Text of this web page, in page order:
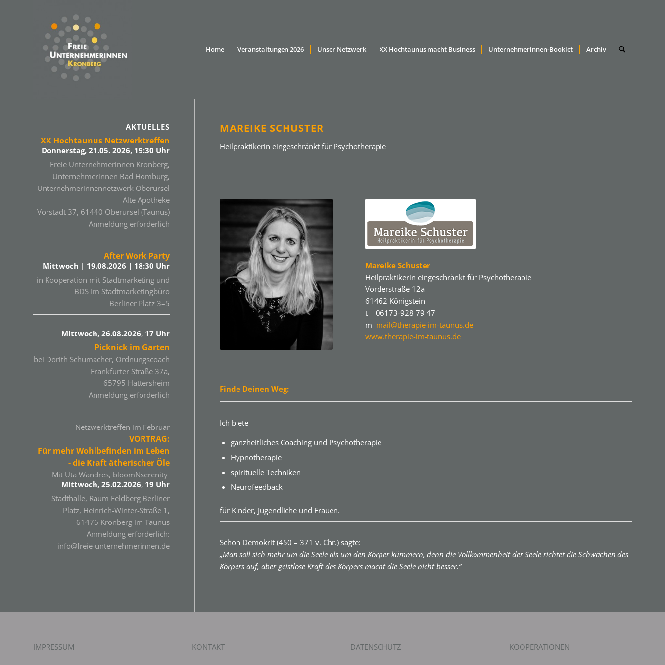
Home Veranstaltungen 2026 Unser Netzwerk XX Hochtaunus macht Business Unternehmerinnen-Booklet Archiv
MAREIKE SCHUSTER
Heilpraktikerin eingeschränkt für Psychotherapie
Mareike Schuster
Heilpraktikerin eingeschränkt für Psychotherapie
Vorderstraße 12a
61462 Königstein
t 06173-928 79 47
m mail@therapie-im-taunus.de
www.therapie-im-taunus.de
Finde Deinen Weg:
Ich biete
ganzheitliches Coaching und Psychotherapie
Hypnotherapie
spirituelle Techniken
Neurofeedback
für Kinder, Jugendliche und Frauen.
Schon Demokrit (450 – 371 v. Chr.) sagte:
„Man soll sich mehr um die Seele als um den Körper kümmern, denn die Vollkommenheit der Seele richtet die Schwächen des
Körpers auf, aber geistlose Kraft des Körpers macht die Seele nicht besser.“
AKTUELLES
XX Hochtaunus Netzwerktreffen
Donnerstag, 21.05. 2026, 19:30 Uhr
Freie Unternehmerinnen Kronberg,
Unternehmerinnen Bad Homburg,
Unternehmerinnennetzwerk Oberursel
Alte Apotheke
Vorstadt 37, 61440 Oberursel (Taunus)
Anmeldung erforderlich
After Work Party
Mittwoch | 19.08.2026 | 18:30 Uhr
in Kooperation mit Stadtmarketing und
BDS Im Stadtmarketingbüro
Berliner Platz 3–5
Mittwoch, 26.08.2026, 17 Uhr
Picknick im Garten
bei Dorith Schumacher, Ordnungscoach
Frankfurter Straße 37a,
65795 Hattersheim
Anmeldung erforderlich
Netzwerktreffen im Februar
VORTRAG:
Für mehr Wohlbefinden im Leben
- die Kraft ätherischer Öle
Mit Uta Wandres, bloomNserenity
Mittwoch, 25.02.2026, 19 Uhr
Stadthalle, Raum Feldberg Berliner
Platz, Heinrich-Winter-Straße 1,
61476 Kronberg im Taunus
Anmeldung erforderlich:
info@freie-unternehmerinnen.de
IMPRESSUM KONTAKT DATENSCHUTZ KOOPERATIONEN